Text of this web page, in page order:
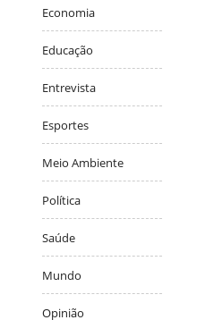
Economia
Educação
Entrevista
Esportes
Meio Ambiente
Política
Saúde
Mundo
Opinião